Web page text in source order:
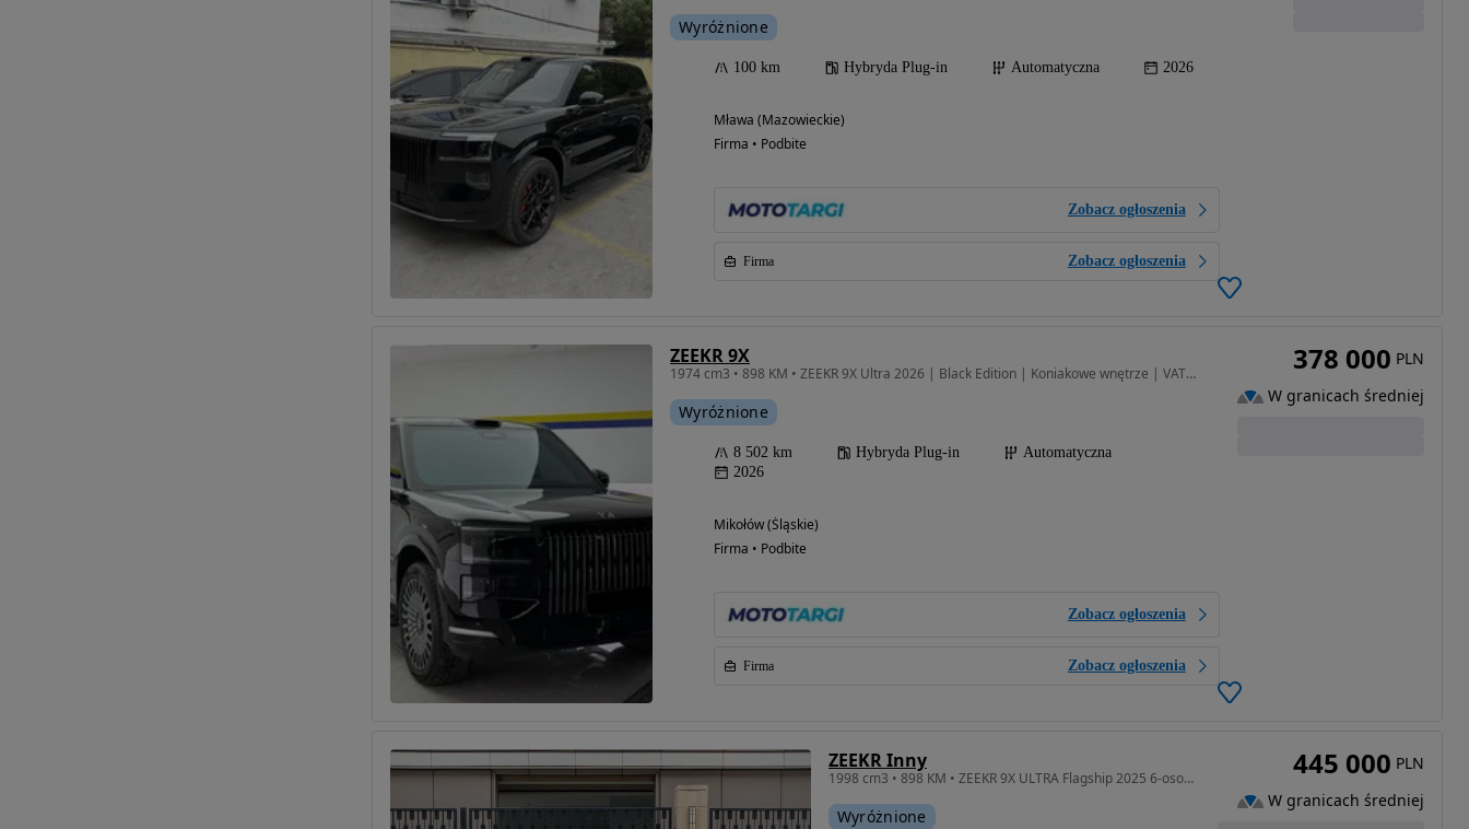
Wyróżnione
100 km Hybryda Plug-in Automatyczna 2026
Mława (Mazowieckie)
Firma • Podbite
Zobacz ogłoszenia
Firma Zobacz ogłoszenia
ZEEKR 9X
1974 cm3 • 898 KM • ZEEKR 9X Ultra 2026 | Black Edition | Koniakowe wnętrze | VAT23%
Wyróżnione
8 502 km Hybryda Plug-in
Automatyczna
2026
Mikołów (Śląskie)
Firma • Podbite
Zobacz ogłoszenia
Firma Zobacz ogłoszenia
378 000 PLN
W granicach średniej
ZEEKR Inny
1998 cm3 • 898 KM • ZEEKR 9X ULTRA Flagship 2025 6-osobowy VIP
Wyróżnione
445 000 PLN
W granicach średniej